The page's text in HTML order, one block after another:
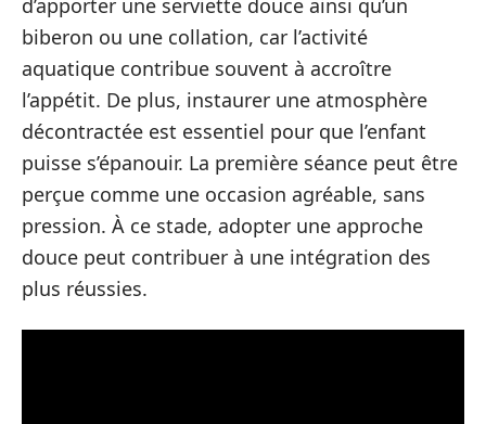
d’apporter une serviette douce ainsi qu’un
biberon ou une collation, car l’activité
aquatique contribue souvent à accroître
l’appétit. De plus, instaurer une atmosphère
décontractée est essentiel pour que l’enfant
puisse s’épanouir. La première séance peut être
perçue comme une occasion agréable, sans
pression. À ce stade, adopter une approche
douce peut contribuer à une intégration des
plus réussies.